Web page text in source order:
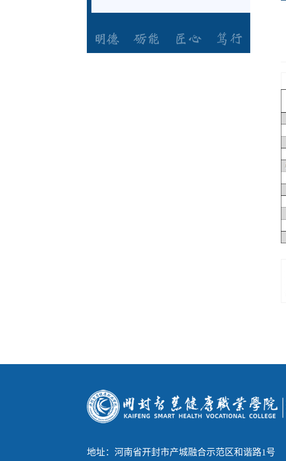
地址：河南省开封市产城融合示范区和谐路1号